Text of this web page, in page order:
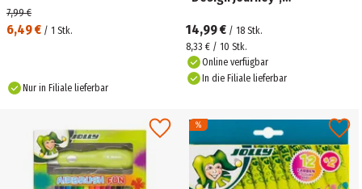
6,49 € / 1 Stk.
7,99 €
Nur in Filiale lieferbar
14,99 € / 18 Stk.
8,33 € / 10 Stk.
Online verfügbar
In die Filiale lieferbar